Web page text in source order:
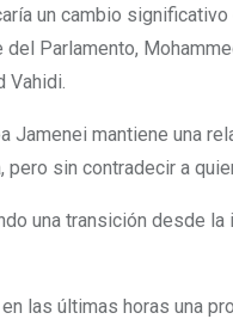
un cambio
Parlamento,
Vahidi.
mantiene una
sin contradecir a
una transición desde
las últimas horas una